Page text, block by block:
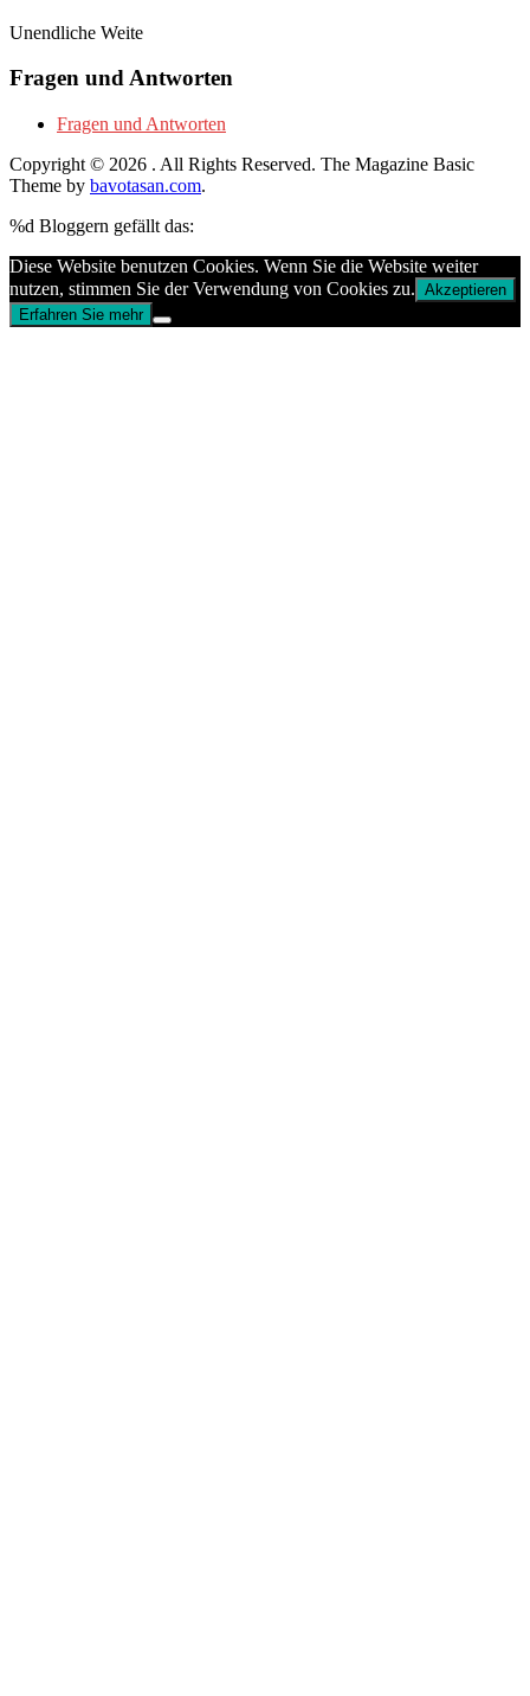
Unendliche Weite
Fragen und Antworten
Fragen und Antworten
Copyright © 2026 . All Rights Reserved. The Magazine Basic
Theme by bavotasan.com.
%d Bloggern gefällt das:
Diese Website benutzen Cookies. Wenn Sie die Website weiter
nutzen, stimmen Sie der Verwendung von Cookies zu. Akzeptieren
Erfahren Sie mehr